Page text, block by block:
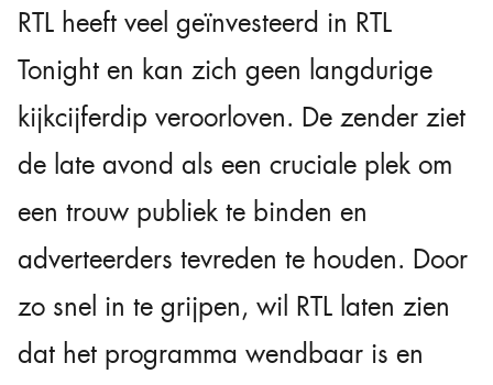
RTL heeft veel geïnvesteerd in RTL
Tonight en kan zich geen langdurige
kijkcijferdip veroorloven. De zender ziet
de late avond als een cruciale plek om
een trouw publiek te binden en
adverteerders tevreden te houden. Door
zo snel in te grijpen, wil RTL laten zien
dat het programma wendbaar is en